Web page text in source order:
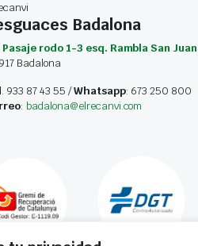
Badalona
Pasaje rodo 1-3 esq. Rambla San Juan
Badalona
. 933 87 43 55 /Whatsapp: 673 250 800
: badalona@elrecanvi.com